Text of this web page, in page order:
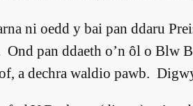
ni oedd y bai pan ddaru
Ond pan ddaeth o’n ôl o Blw
a dechra waldio pawb.